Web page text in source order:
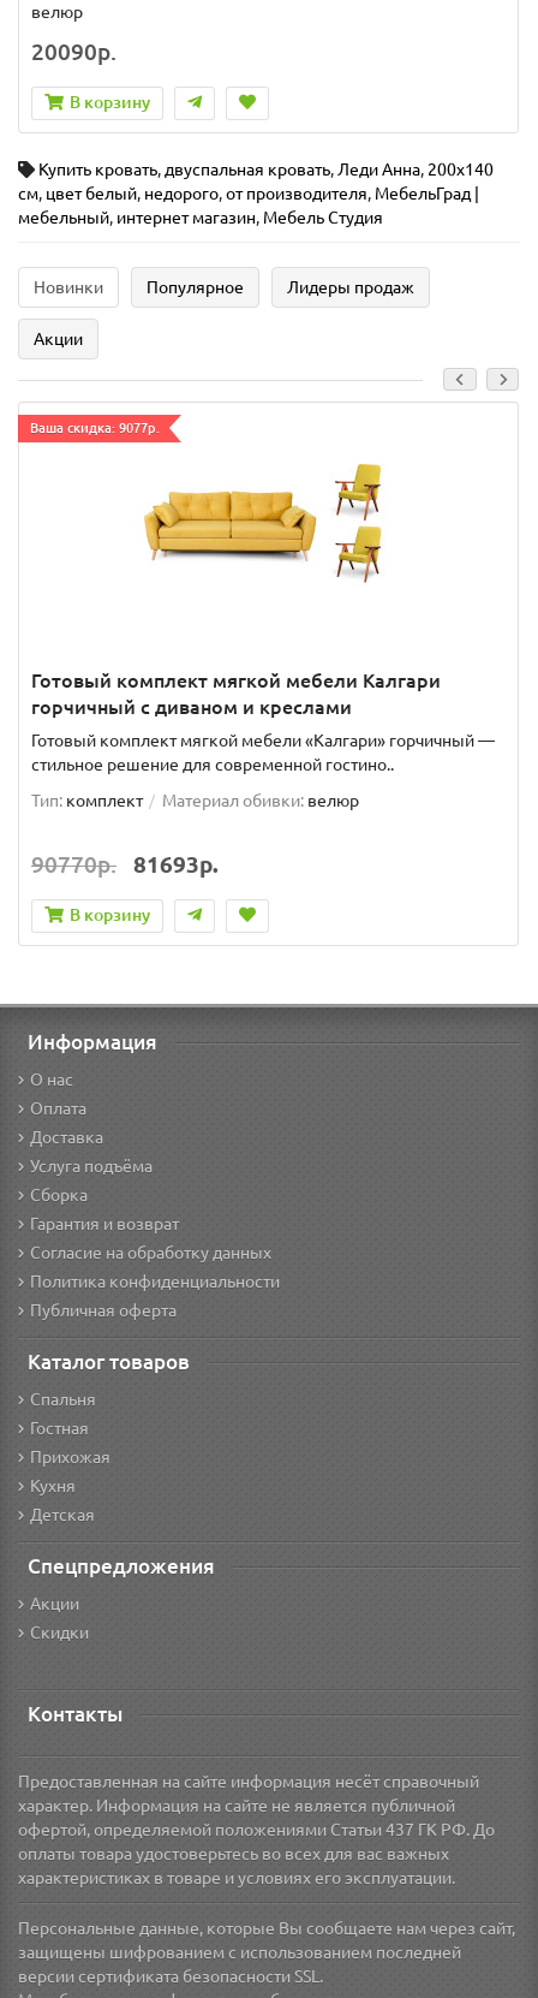
велюр
20090р.
В корзину
Купить кровать, двуспальная кровать, Леди Анна, 200x140
см, цвет белый, недорого,от производителя, МебельГрад |
мебельный, интернет магазин, Мебель Студия
Новинки Популярное Лидеры продаж
Акции
Ваша скидка: 9077р.
Готовый комплект мягкой мебели Калгари
горчичный с диваном и креслами
Готовый комплект мягкой мебели «Калгари» горчичный —
стильное решение для современной гостино..
Тип: комплект Материал обивки: велюр
90770р. 81693р.
В корзину
Информация
О нас
Оплата
Доставка
Услуга подъёма
Сборка
Гарантия и возврат
Согласие на обработку данных
Политика конфиденциальности
Публичная оферта
Каталог товаров
Спальня
Гостная
Прихожая
Кухня
Детская
Спецпредложения
Акции
Скидки
Контакты
Предоставленная на сайте информация несёт справочный
характер. Информация на сайте не является публичной
офертой, определяемой положениями Статьи 437 ГК РФ. До
оплаты товара удостоверьтесь во всех для вас важных
характеристиках в товаре и условиях его эксплуатации.
Персональные данные, которые Вы сообщаете нам через сайт,
защищены шифрованием с использованием последней
версии сертификата безопасности SSL.